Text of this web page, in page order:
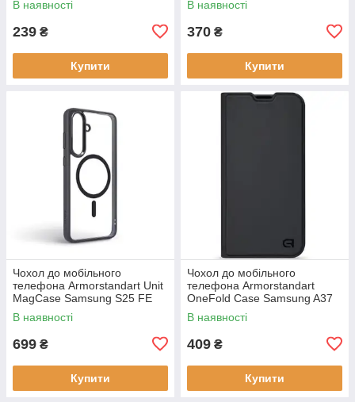
В наявності
239 ₴
Купити
В наявності
370 ₴
Купити
Чохол до мобільного
телефона Armorstandart Unit
MagCase Samsung S25 FE
5G Black (ARM89156)
В наявності
699 ₴
Купити
Чохол до мобільного
телефона Armorstandart
OneFold Case Samsung A37
5G Black (ARM89718)
В наявності
409 ₴
Купити